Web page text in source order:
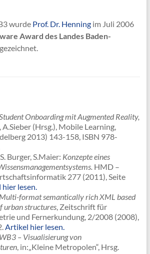
wurde Prof. Dr. Henningim Juli 2006
Award des Landes Baden-
Onboarding mit Augmented Reality,
(Hrsg.), Mobile Learning,
2013) 143-158, ISBN 978-
Burger, S.Maier: Konzepte eines
HMD –
277 (2011), Seite
lesen.
Multi-format semantically rich XML based
urban structures, Zeitschrift für
und Fernerkundung, 2/2008 (2008),
Artikel hier lesen.
WB3 – Visualisierung von
, in:„Kleine Metropolen“, Hrsg.